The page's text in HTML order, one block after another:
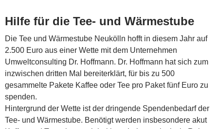
Hilfe für die Tee- und Wärmestube
Die Tee und Wärmestube Neukölln hofft in diesem Jahr auf
2.500 Euro aus einer Wette mit dem Unternehmen
Umweltconsulting Dr. Hoffmann. Dr. Hoffmann hat sich zum
inzwischen dritten Mal bereiterklärt, für bis zu 500
gesammelte Pakete Kaffee oder Tee pro Paket fünf Euro zu
spenden.
Hintergrund der Wette ist der dringende Spendenbedarf der
Tee- und Wärmestube. Benötigt werden insbesondere akut